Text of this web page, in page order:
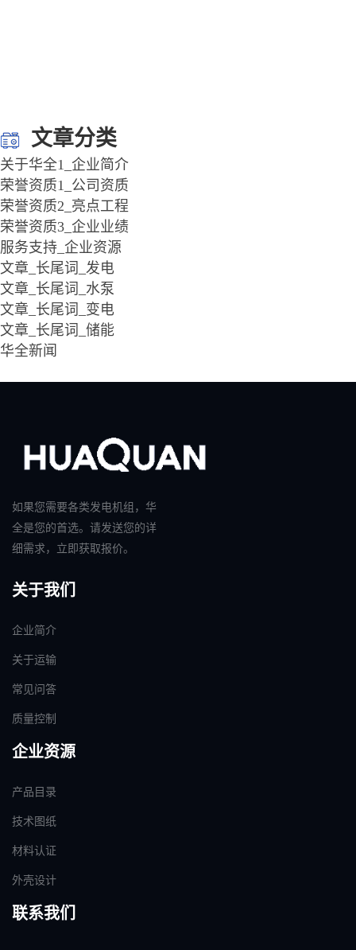
文章分类
关于华全1_企业简介
荣誉资质1_公司资质
荣誉资质2_亮点工程
荣誉资质3_企业业绩
服务支持_企业资源
文章_长尾词_发电
文章_长尾词_水泵
文章_长尾词_变电
文章_长尾词_储能
华全新闻
如果您需要各类发电机组，华
全是您的首选。请发送您的详
细需求，立即获取报价。
关于我们
企业简介
关于运输
常见问答
质量控制
企业资源
产品目录
技术图纸
材料认证
外壳设计
联系我们